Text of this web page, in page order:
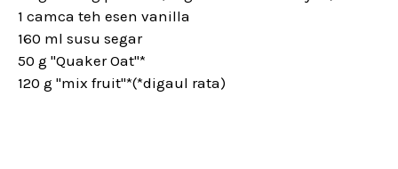
1 camca teh esen vanilla
160 ml susu segar
50 g "Quaker Oat"*
120 g "mix fruit"*(*digaul rata)